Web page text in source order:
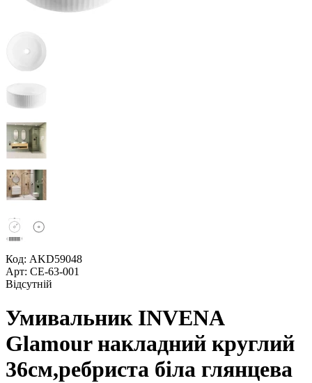
Код: AKD59048
Арт: CE-63-001
Відсутній
Умивальник INVENA
Glamour накладний круглий
36см,ребриста біла глянцева